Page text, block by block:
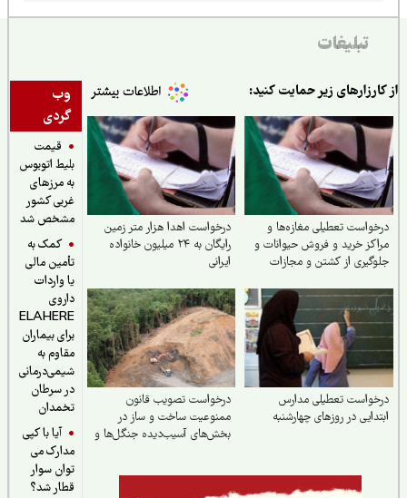
تبلیغات
وب
گردی
قیمت
بلیط اتوبوس
به مرزهای
غربی کشور
مشخص شد
کمک به
تأمین مالی
یا واردات
داروی
ELAHERE
برای بیماران
مقاوم به
شیمی‌درمانی
در سرطان
تخمدان
آیا با کپی
مدارک می
توان سوار
قطار شد؟
زیر حمایت کنید:
تعطیلی مغازه‌ها و
خرید و فروش حیوانات و
از کشتن و مجازات
درخواست اهدا هزار متر زمین
رایگان به ۲۴ میلیون خانواده
تعطیلی مدارس
در روزهای چهارشنبه
درخواست تصویب قانون
ممنوعیت ساخت و ساز در
بخش‌های آسیب‌دیده جنگل‌ها و